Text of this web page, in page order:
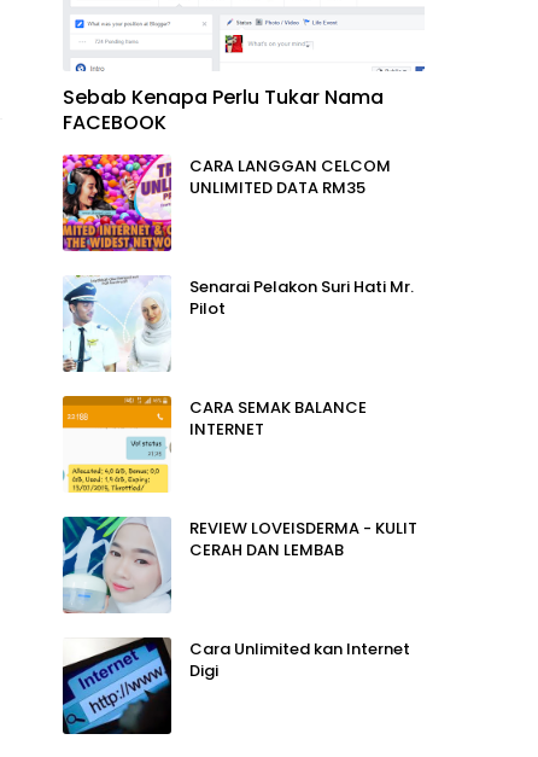
Sebab Kenapa Perlu Tukar Nama
FACEBOOK
CARA LANGGAN CELCOM
UNLIMITED DATA RM35
Senarai Pelakon Suri Hati Mr.
Pilot
CARA SEMAK BALANCE
INTERNET
REVIEW LOVEISDERMA - KULIT
CERAH DAN LEMBAB
Cara Unlimited kan Internet
Digi